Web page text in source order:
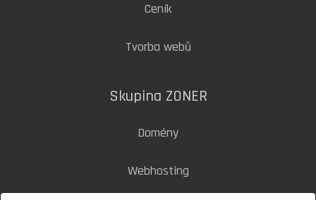
Ceník
Tvorba webů
Skupina ZONER
Domény
Webhosting